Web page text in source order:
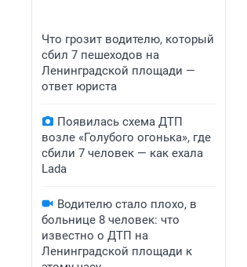
Что грозит водителю, который
сбил 7 пешеходов на
Ленинградской площади —
ответ юриста
Появилась схема ДТП
возле «Голубого огонька», где
сбили 7 человек — как ехала
Lada
Водителю стало плохо, в
больнице 8 человек: что
известно о ДТП на
Ленинградской площади к